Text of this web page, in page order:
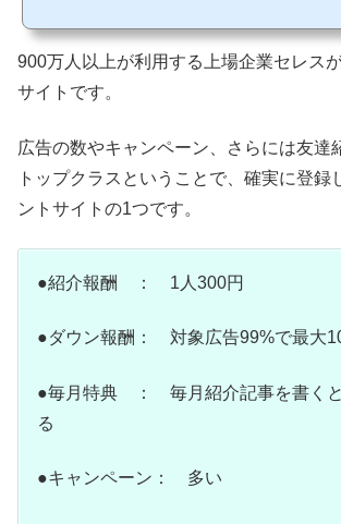
ポイント増量キャンペーンなど、ポイントが貯まりやす
900万人以上が利用する上場企業セレス
サイトです。
広告の数やキャンペーン、さらには友達
トップクラスということで、確実に登録
ントサイトの1つです。
●紹介報酬 ： 1人300円
●ダウン報酬： 対象広告99%で最大
●毎月特典 ： 毎月紹介記事を書くと
る
●キャンペーン： 多い